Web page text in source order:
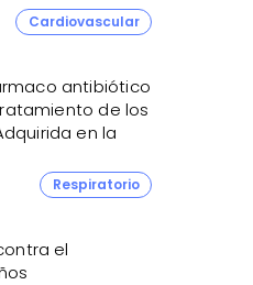
Cardiovascular
antibiótico
de los
en la
Respiratorio
el